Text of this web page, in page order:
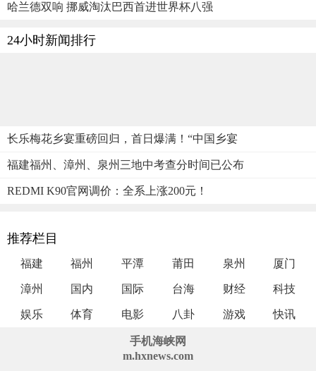
哈兰德双响 挪威淘汰巴西首进世界杯八强
24小时新闻排行
长乐梅花乡宴重磅回归，首日爆满！“中国乡宴
福建福州、漳州、泉州三地中考查分时间已公布
REDMI K90官网调价：全系上涨200元！
推荐栏目
福建 福州 平潭 莆田 泉州 厦门
漳州 国内 国际 台海 财经 科技
娱乐 体育 电影 八卦 游戏 快讯
手机海峡网
m.hxnews.com